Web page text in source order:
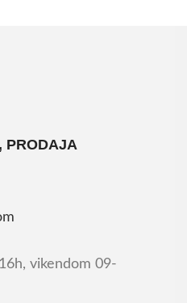
PRODAJA
vikendom 09-